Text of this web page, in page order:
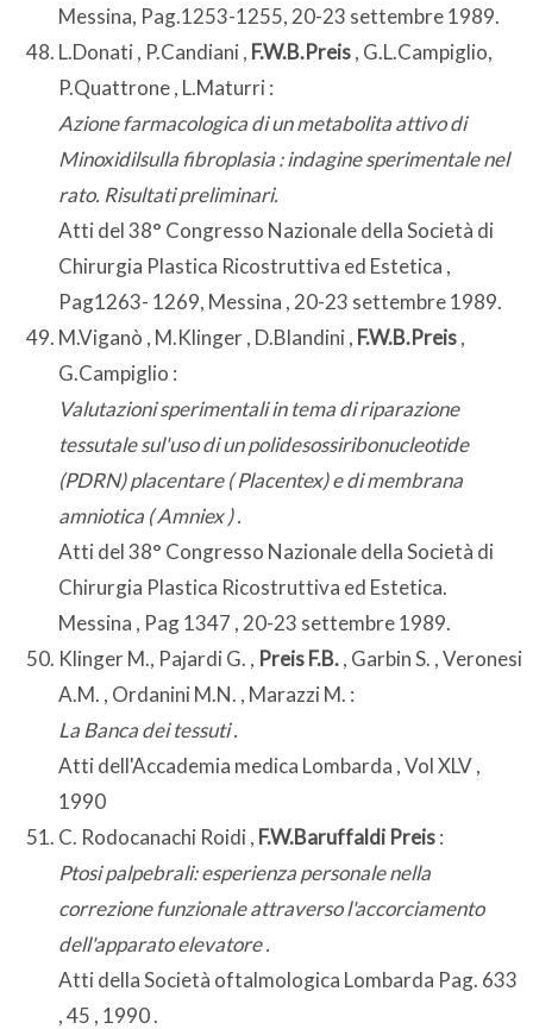
Messina, Pag.1253-1255, 20-23 settembre 1989.
L.Donati , P.Candiani , F.W.B.Preis, G.L.Campiglio,
P.Quattrone , L.Maturri :
Azione farmacologica di un metabolita attivo di
Minoxidilsulla fibroplasia : indagine sperimentale nel
rato. Risultati preliminari.
Atti del 38° Congresso Nazionale della Società di
Chirurgia Plastica Ricostruttiva ed Estetica ,
Pag1263- 1269, Messina , 20-23 settembre 1989.
M.Viganò , M.Klinger , D.Blandini , F.W.B.Preis,
G.Campiglio :
Valutazioni sperimentali in tema di riparazione
tessutale sul'uso di un polidesossiribonucleotide
(PDRN) placentare ( Placentex) e di membrana
amniotica ( Amniex ) .
Atti del 38° Congresso Nazionale della Società di
Chirurgia Plastica Ricostruttiva ed Estetica.
Messina , Pag 1347 , 20-23 settembre 1989.
Klinger M., Pajardi G. , Preis F.B., Garbin S. , Veronesi
A.M. , Ordanini M.N. , Marazzi M. :
La Banca dei tessuti .
Atti dell'Accademia medica Lombarda , Vol XLV ,
1990
C. Rodocanachi Roidi , F.W.Baruffaldi Preis:
Ptosi palpebrali: esperienza personale nella
correzione funzionale attraverso l'accorciamento
dell'apparato elevatore .
Atti della Società oftalmologica Lombarda Pag. 633
, 45 , 1990 .